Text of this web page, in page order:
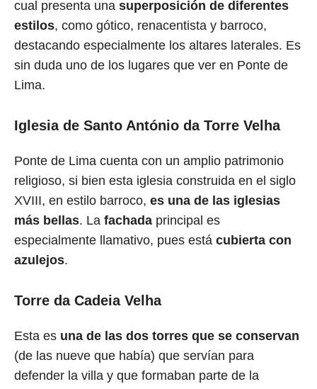
cual presenta una superposición de diferentes
estilos, como gótico, renacentista y barroco,
destacando especialmente los altares laterales. Es
sin duda uno de los lugares que ver en Ponte de
Lima.
Iglesia de Santo António da Torre Velha
Ponte de Lima cuenta con un amplio patrimonio
religioso, si bien esta iglesia construida en el siglo
XVIII, en estilo barroco, es una de las iglesias
más bellas. La fachada principal es
especialmente llamativo, pues está cubierta con
azulejos.
Torre da Cadeia Velha
Esta es una de las dos torres que se conservan
(de las nueve que había) que servían para
defender la villa y que formaban parte de la